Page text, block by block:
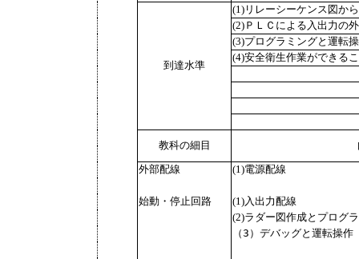
到達水準
(1)リレーシーケンス図か
(2)ＰＬＣによる入出力の
(3)プログラミングと運転
(4)安全衛生作業ができる
教科の細目
外部配線 (1)電源配線
始動・停止回路
(1)入出力配線
(2)ラダー図作成とプログ
（3）デバッグと運転操作